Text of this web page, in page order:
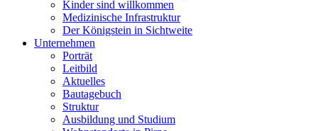
Kinder sind willkommen
Medizinische Infrastruktur
Der Königstein in Sichtweite
Unternehmen
Porträt
Leitbild
Aktuelles
Bautagebuch
Struktur
Ausbildung und Studium